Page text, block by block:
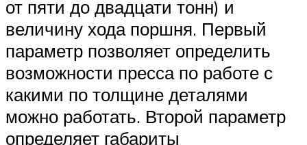
от пяти до двадцати тонн) и
величину хода поршня. Первый
параметр позволяет определить
возможности пресса по работе с
какими по толщине деталями
можно работать. Второй параметр
определяет габариты